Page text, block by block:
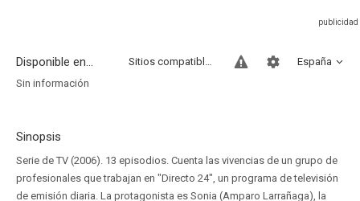
Disponible en... España
Sitios compatibles
Sin información
Sinopsis
Serie de TV (2006). 13 episodios. Cuenta las vivencias de un grupo de
profesionales que trabajan en "Directo 24", un programa de televisión
de emisión diaria. La protagonista es Sonia (Amparo Larrañaga), la